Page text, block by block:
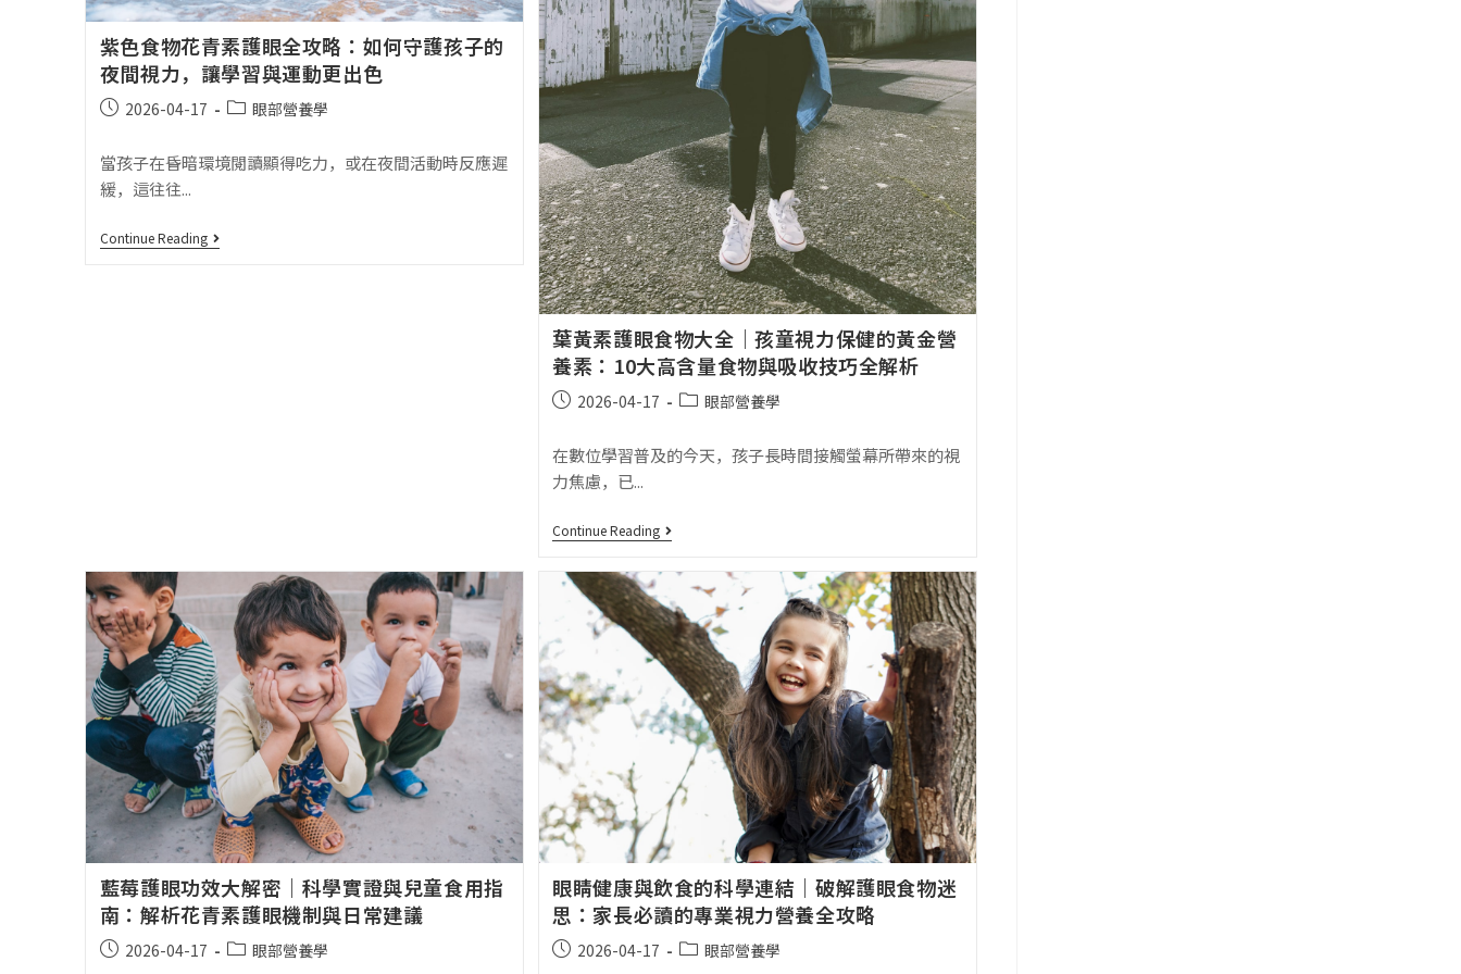
紫色食物花青素護眼全攻略：如何守護孩子的
夜間視力，讓學習與運動更出色
2026-04-17 眼部營養學
當孩子在昏暗環境閱讀顯得吃力，或在夜間活動時反應遲
緩，這往往...
Continue Reading
葉黃素護眼食物大全｜孩童視力保健的黃金營
養素：10大高含量食物與吸收技巧全解析
2026-04-17 眼部營養學
在數位學習普及的今天，孩子長時間接觸螢幕所帶來的視
力焦慮，已...
Continue Reading
藍莓護眼功效大解密｜科學實證與兒童食用指
南：解析花青素護眼機制與日常建議
2026-04-17 眼部營養學
眼睛健康與飲食的科學連結｜破解護眼食物迷
思：家長必讀的專業視力營養全攻略
2026-04-17 眼部營養學